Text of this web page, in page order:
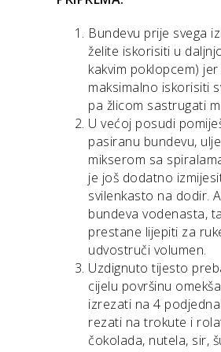
Bundevu prije svega
želite iskorisiti u
kakvim poklopcem)
maksimalno iskorisiti
pa žlicom sastrugati
U većoj posudi
pasiranu bundevu,
mikserom sa
je još dodatno
svilenkasto na dodir.
bundeva vodenasta,
prestane lijepiti za
udvostruči volumen.
Uzdignuto tijesto
cijelu površinu
izrezati na 4
rezati na trokute i
čokolada, nutela, sir,